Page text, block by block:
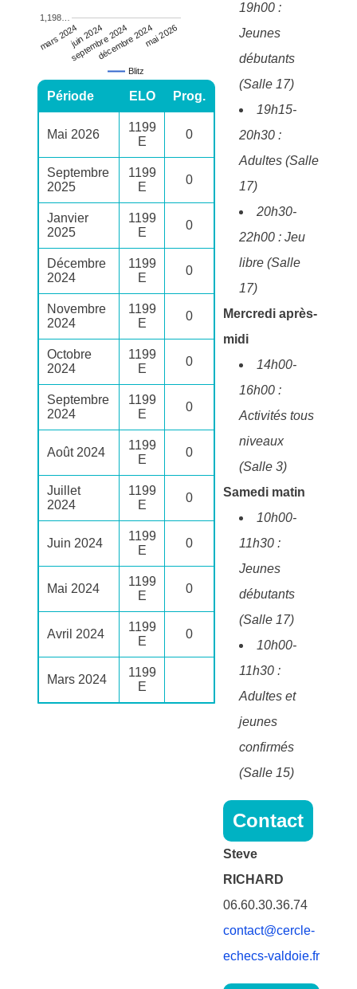
Blitz
mars 2024juin 2024
septembre 2024
décembre 2024mai 2026
1,198…
Période ELO Prog.
Mai 2026
1199
E
0
Septembre
2025
1199
E
0
Janvier
2025
1199
E
0
Décembre
2024
1199
E
0
Novembre
2024
1199
E
0
Octobre
2024
1199
E
0
Septembre
2024
1199
E
0
Août 2024
1199
E
0
Juillet
2024
1199
E
0
Juin 2024
1199
E
0
Mai 2024
1199
E
0
Avril 2024
1199
E
0
Mars 2024
1199
E
19h00 :
Jeunes
débutants
(Salle 17)
19h15-
20h30 :
Adultes (Salle
17)
20h30-
22h00 : Jeu
libre (Salle
17)
Mercredi après-
midi
14h00-
16h00 :
Activités tous
niveaux
(Salle 3)
Samedi matin
10h00-
11h30 :
Jeunes
débutants
(Salle 17)
10h00-
11h30 :
Adultes et
jeunes
confirmés
(Salle 15)
Contact
Steve
RICHARD
06.60.30.36.74
contact@cercle-
echecs-valdoie.fr